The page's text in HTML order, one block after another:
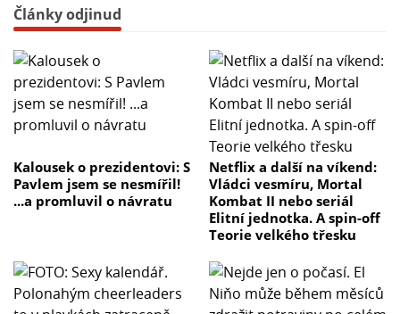
Články odjinud
Kalousek o prezidentovi: S
Pavlem jsem se nesmířil!
...a promluvil o návratu
Netflix a další na víkend:
Vládci vesmíru, Mortal
Kombat II nebo seriál
Elitní jednotka. A spin-off
Teorie velkého třesku